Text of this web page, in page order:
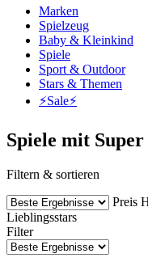
Marken
Spielzeug
Baby & Kleinkind
Spiele
Sport & Outdoor
Stars & Themen
⚡️Sale⚡️
Spiele mit
Filtern & sortieren
Preis
Lieblingsstars
Filter